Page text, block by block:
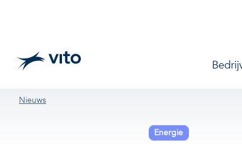
Breadcrumb
Nieuws
Energie